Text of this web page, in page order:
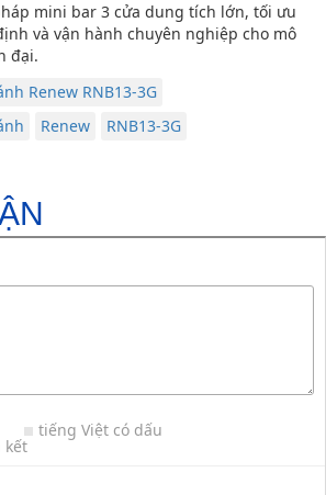
mini bar 3 cửa dung tích lớn, tối ưu
và vận hành chuyên nghiệp cho mô
đại.
Renew RNB13-3G
Renew RNB13-3G
tiếng Việt có dấu
kết